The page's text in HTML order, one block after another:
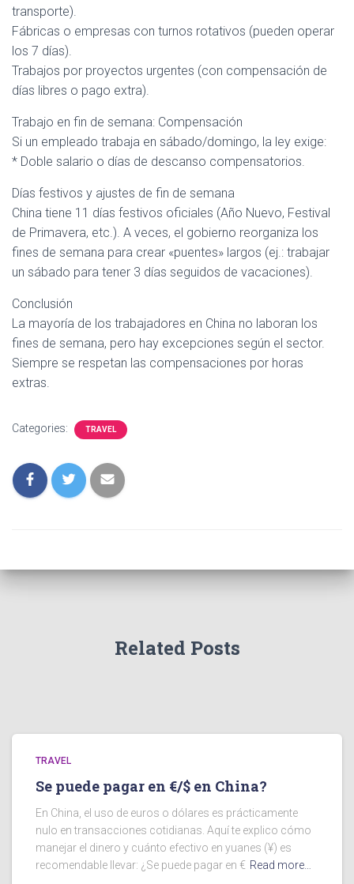
transporte).
Fábricas o empresas con turnos rotativos (pueden operar
los 7 días).
Trabajos por proyectos urgentes (con compensación de
días libres o pago extra).
Trabajo en fin de semana: Compensación
Si un empleado trabaja en sábado/domingo, la ley exige:
* Doble salario o días de descanso compensatorios.
Días festivos y ajustes de fin de semana
China tiene 11 días festivos oficiales (Año Nuevo, Festival
de Primavera, etc.). A veces, el gobierno reorganiza los
fines de semana para crear «puentes» largos (ej.: trabajar
un sábado para tener 3 días seguidos de vacaciones).
Conclusión
La mayoría de los trabajadores en China no laboran los
fines de semana, pero hay excepciones según el sector.
Siempre se respetan las compensaciones por horas
extras.
Categories: TRAVEL
Related Posts
TRAVEL
Se puede pagar en €/$ en China?
En China, el uso de euros o dólares es prácticamente
nulo en transacciones cotidianas. Aquí te explico cómo
manejar el dinero y cuánto efectivo en yuanes (¥) es
recomendable llevar: ¿Se puede pagar en € Read more…